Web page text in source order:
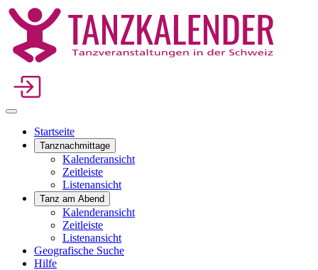
Startseite
Tanznachmittage
Kalenderansicht
Zeitleiste
Listenansicht
Tanz am Abend
Kalenderansicht
Zeitleiste
Listenansicht
Geografische Suche
Hilfe